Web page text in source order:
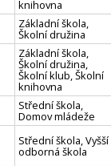
knihovna
Základní škola,
Školní družina
Základní škola,
Školní družina,
Školní klub, Školní
knihovna
Střední škola,
Domov mládeže
Střední škola, Vyšší
odborná škola